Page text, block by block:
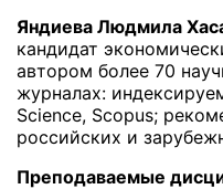
Яндиева Людмила
кандидат
автором более 70
журналах:
Science, Scopus;
российских и
Преподаваемые